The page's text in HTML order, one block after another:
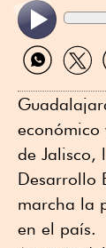
Compartir
por
por
económico
de Jalisco,
Desarrollo
marcha la
en el país.